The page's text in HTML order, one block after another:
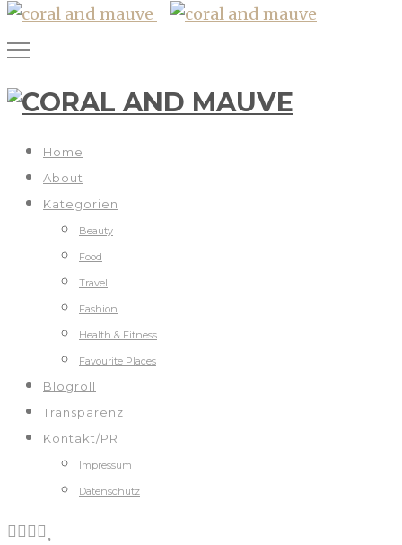
Home
About
Kategorien
Beauty
Food
Travel
Fashion
Health & Fitness
Favourite Places
Blogroll
Transparenz
Kontakt/PR
Impressum
Datenschutz